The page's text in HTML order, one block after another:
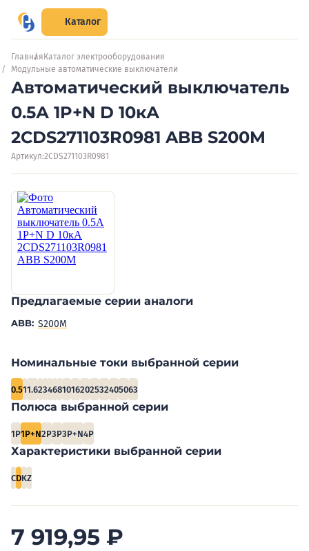
Каталог
Главная Каталог электрооборудования
Модульные автоматические выключатели
Автоматический выключатель
0.5А 1P+N D 10кА
2CDS271103R0981 ABB S200M
Артикул:2CDS271103R0981
Предлагаемые серии аналоги
ABB: S200M
Номинальные токи выбранной серии
0.511.6234681016202532405063
Полюса выбранной серии
1P1P+N2P3P3P+N4P
Характеристики выбранной серии
CDKZ
7 919,95 ₽